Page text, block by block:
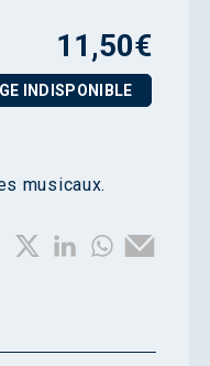
11,50€
INDISPONIBLE
musicaux.